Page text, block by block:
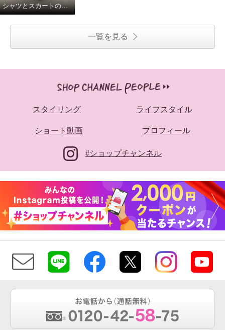
シャツとスカートの組み合わせでワンピースに。
一覧を見る
スタイリング ライフスタイル
ショート動画 プロフィール
#ショップチャンネル